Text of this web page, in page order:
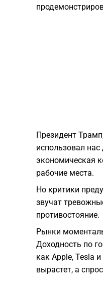
Президент
использовал
экономическая
рабочие места.
Но критики
звучат
противостояние.
Рынки
Доходность по
как Apple, Tesla
вырастет, а